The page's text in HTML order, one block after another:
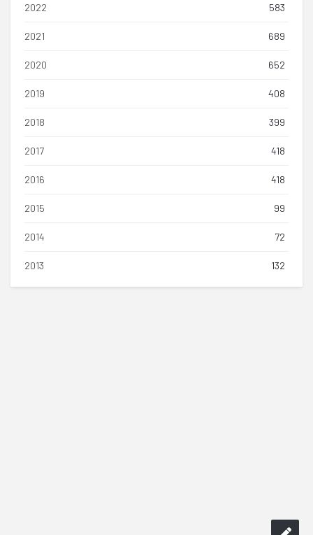
2022 583
2021 689
2020 652
2019 408
2018 399
2017 418
2016 418
2015 99
2014 72
2013 132